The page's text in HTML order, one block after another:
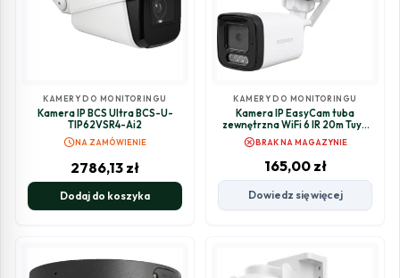
KAMERY DO MONITORINGU
Kamera IP BCS Ultra BCS-U-
TIP62VSR4-Ai2
scheduleNA ZAMÓWIENIE
2786,13 zł
Dodaj do koszyka
KAMERY DO MONITORINGU
Kamera IP EasyCam tuba
zewnętrzna WiFi 6 IR 20m Tuya
3MP EC-3T4IR-Z6W
cancelBRAK NA MAGAZYNIE
165,00 zł
Dowiedz się więcej